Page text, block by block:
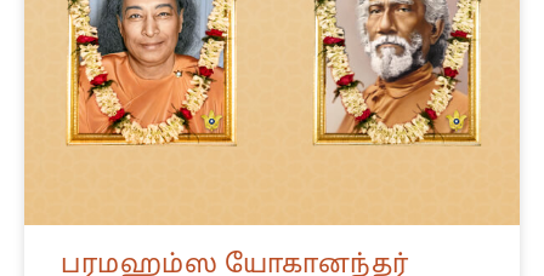
பரமஹம்ஸ யோகானந்தர்